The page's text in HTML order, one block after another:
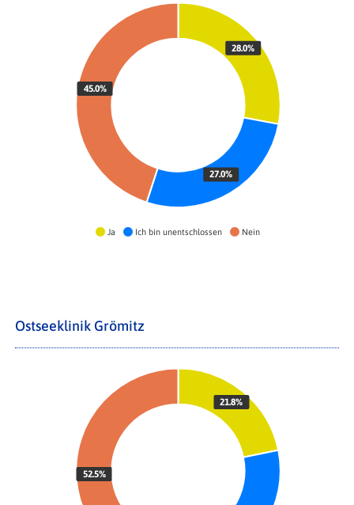
Ja Ich bin unentschlossen Nein
28.0%
27.0%
45.0%
Ostseeklinik Grömitz
21.8%
52.5%